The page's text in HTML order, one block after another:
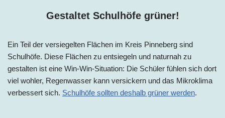
Gestaltet Schulhöfe grüner!
Ein Teil der versiegelten Flächen im Kreis Pinneberg sind
Schulhöfe. Diese Flächen zu entsiegeln und naturnah zu
gestalten ist eine Win-Win-Situation: Die Schüler fühlen sich dort
viel wohler, Regenwasser kann versickern und das Mikroklima
verbessert sich. Schulhöfe sollten deshalb grüner werden.